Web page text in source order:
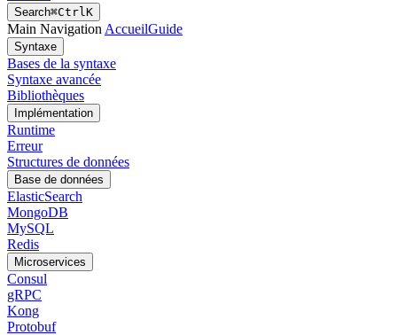
Search⌘CtrlK
Main Navigation AccueilGuide
Syntaxe
Bases de la syntaxe
Syntaxe avancée
Bibliothèques
Implémentation
Runtime
Erreur
Structures de données
Base de données
ElasticSearch
MongoDB
MySQL
Redis
Microservices
Consul
gRPC
Kong
Protobuf